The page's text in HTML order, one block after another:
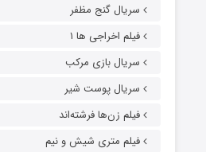
سریال گنج مظفر
فیلم اخراجی ها ۱
سریال بازی مرکب
سریال پوست شیر
فیلم زن‌ها فرشته‌اند
فیلم متری شیش و نیم